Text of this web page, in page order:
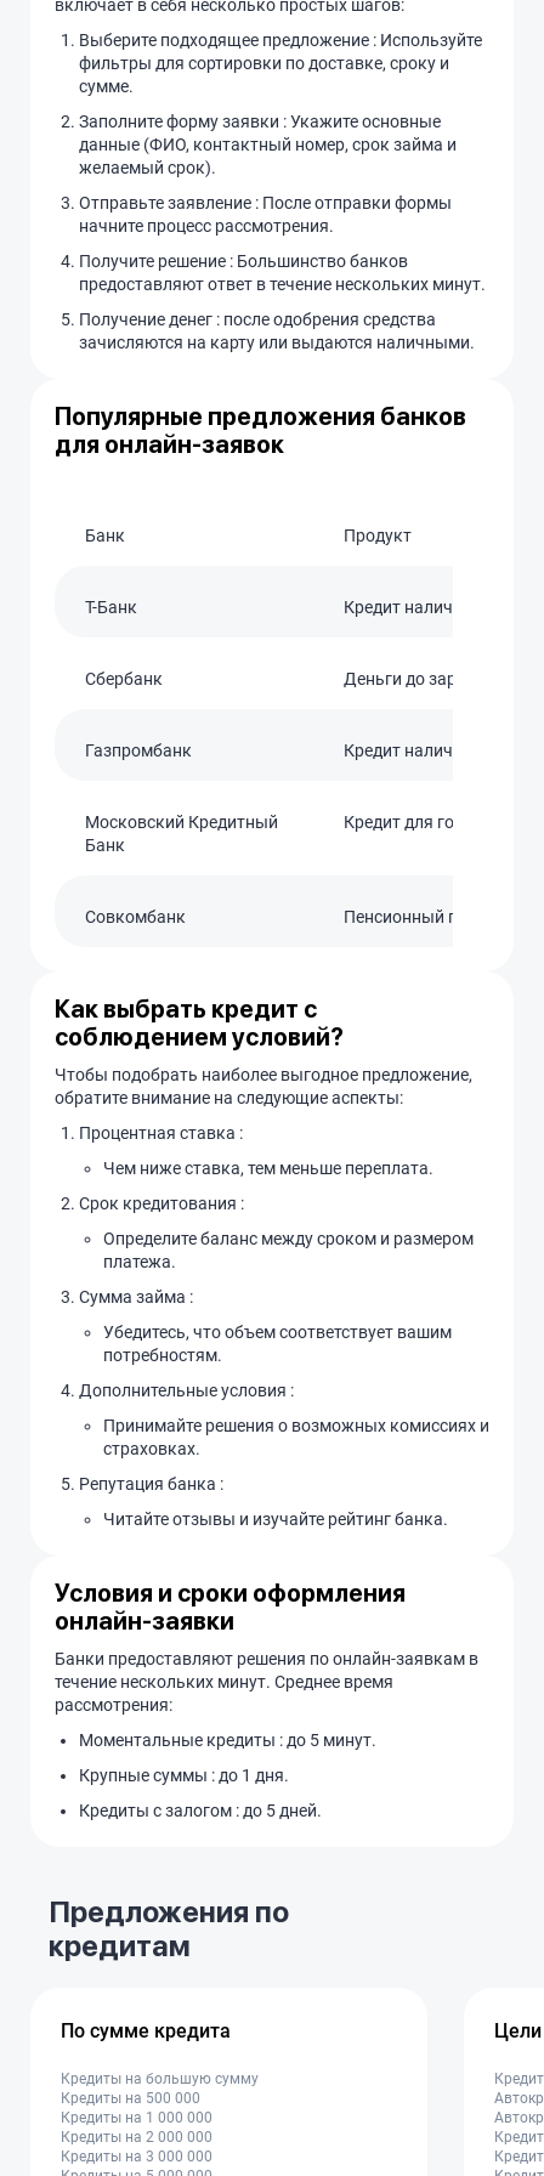
включает в себя несколько простых шагов:
Выберите подходящее предложение : Используйте
фильтры для сортировки по доставке, сроку и
сумме.
Заполните форму заявки : Укажите основные
данные (ФИО, контактный номер, срок займа и
желаемый срок).
Отправьте заявление : После отправки формы
начните процесс рассмотрения.
Получите решение : Большинство банков
предоставляют ответ в течение нескольких минут.
Получение денег : после одобрения средства
зачисляются на карту или выдаются наличными.
Популярные предложения банков
для онлайн-заявок
Банк Продукт
T-Банк Кредит наличными
Сбербанк Деньги до зарплаты
Газпромбанк Кредит наличными
Московский Кредитный
Банк
Кредит для госслужащих
Совкомбанк Пенсионный плюс
Как выбрать кредит с
соблюдением условий?
Чтобы подобрать наиболее выгодное предложение,
обратите внимание на следующие аспекты:
Процентная ставка :
Чем ниже ставка, тем меньше переплата.
Срок кредитования :
Определите баланс между сроком и размером
платежа.
Сумма займа :
Убедитесь, что объем соответствует вашим
потребностям.
Дополнительные условия :
Принимайте решения о возможных комиссиях и
страховках.
Репутация банка :
Читайте отзывы и изучайте рейтинг банка.
Условия и сроки оформления
онлайн-заявки
Банки предоставляют решения по онлайн-заявкам в
течение нескольких минут. Среднее время
рассмотрения:
Моментальные кредиты : до 5 минут.
Крупные суммы : до 1 дня.
Кредиты с залогом : до 5 дней.
Предложения по
кредитам
По сумме кредита
Кредиты на большую сумму
Кредиты на 500 000
Кредиты на 1 000 000
Кредиты на 2 000 000
Кредиты на 3 000 000